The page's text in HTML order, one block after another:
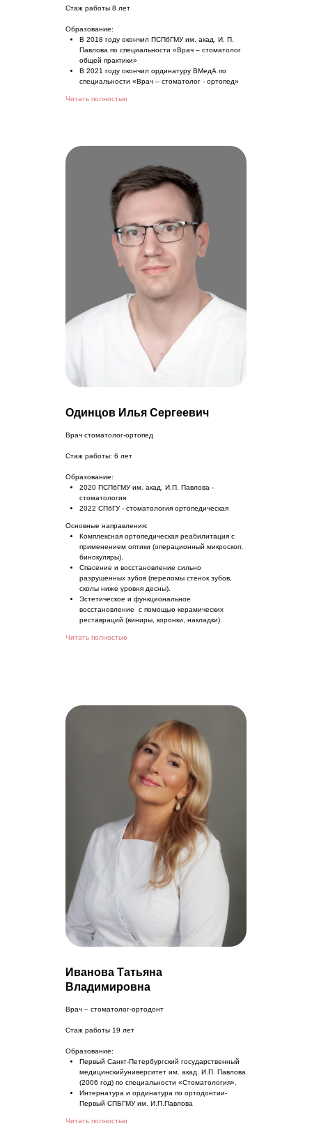
Стаж работы 8 лет
Образование:
В 2018 году окончил ПСПбГМУ им. акад. И. П.
Павлова по специальности «Врач – стоматолог
общей практики»
В 2021 году окончил ординатуру ВМедА по
специальности «Врач – стоматолог - ортопед»
Читать полностью
Одинцов Илья Сергеевич
Врач стоматолог-ортопед
Стаж работы: 6 лет
Образование:
2020 ПСПбГМУ им. акад. И.П. Павлова -
стоматология
2022 СПбГУ - стоматология ортопедическая
Основные направления:
Комплексная ортопедическая реабилитация с
применением оптики (операционный микроскоп,
бинокуляры).
Спасение и восстановление сильно
разрушенных зубов (переломы стенок зубов,
сколы ниже уровня десны).
Эстетическое и функциональное
восстановление с помощью керамических
реставраций (виниры, коронки, накладки).
Читать полностью
Иванова Татьяна
Владимировна
Врач – стоматолог-ортодонт
Стаж работы 19 лет
Образование:
Первый Санкт-Петербургский государственный
медицинскийуниверситет им. акад. И.П. Павлова
(2006 год) по специальности «Стоматология».
Интернатура и ординатура по ортодонтии-
Первый СПБГМУ им. И.П.Павлова
Читать полностью